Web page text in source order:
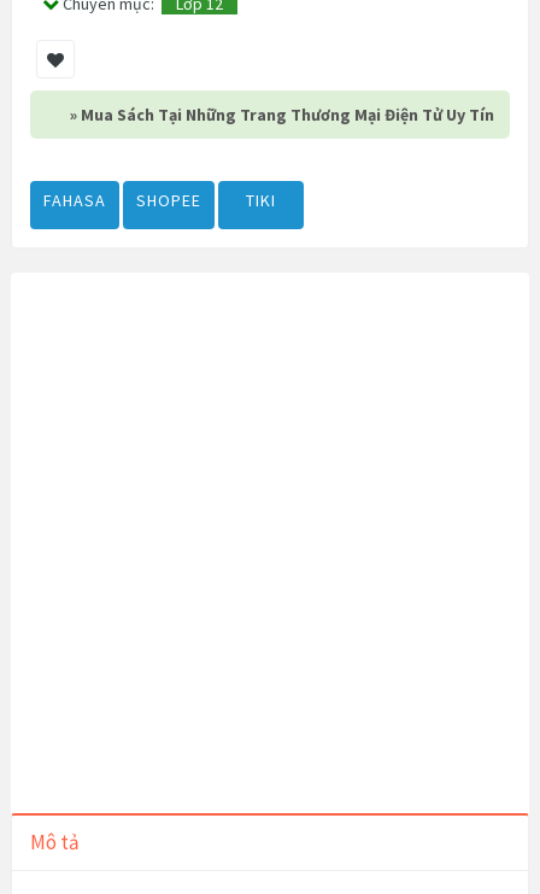
» Mua Sách Tại Những Trang Thương Mại Điện Tử Uy Tín
FAHASA SHOPEE TIKI
Mô tả